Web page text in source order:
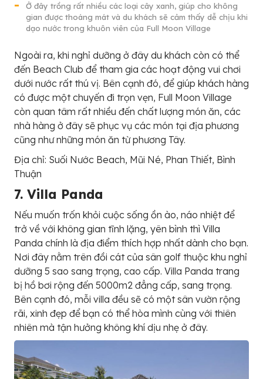
Ở đây trồng rất nhiều các loại cây xanh, giúp cho không
gian được thoáng mát và du khách sẽ cảm thấy dễ chịu khi
dạo nước trong khuôn viên của Full Moon Village
Ngoài ra, khi nghỉ dưỡng ở đây du khách còn có thể
đến Beach Club để tham gia các hoạt động vui chơi
dưới nước rất thú vị. Bên cạnh đó, để giúp khách hàng
có được một chuyến đi trọn vẹn, Full Moon Village
còn quan tâm rất nhiều đến chất lượng món ăn, các
nhà hàng ở đây sẽ phục vụ các món tại địa phương
cũng như những món ăn từ phương Tây.
Địa chỉ: Suối Nước Beach, Mũi Né, Phan Thiết, Bình
Thuận
7. Villa Panda
Nếu muốn trốn khỏi cuộc sống ồn ào, náo nhiệt để
trở về với không gian tĩnh lặng, yên bình thì Villa
Panda chính là địa điểm thích hợp nhất dành cho bạn.
Nơi đây nằm trên đồi cát của sân golf thuộc khu nghỉ
dưỡng 5 sao sang trọng, cao cấp. Villa Panda trang
bị hồ bơi rộng đến 5000m2 đẳng cấp, sang trọng.
Bên cạnh đó, mỗi villa đều sẽ có một sân vườn rộng
rãi, xinh đẹp để bạn có thể hòa mình cùng với thiên
nhiên mà tận hưởng không khí dịu nhẹ ở đây.